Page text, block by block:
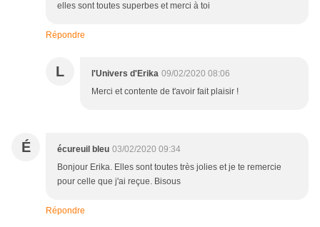
elles sont toutes superbes et merci à toi
Répondre
L l'Univers d'Erika 09/02/2020 08:06
Merci et contente de t'avoir fait plaisir !
É écureuil bleu 03/02/2020 09:34
Bonjour Erika. Elles sont toutes très jolies et je te remercie
pour celle que j'ai reçue. Bisous
Répondre